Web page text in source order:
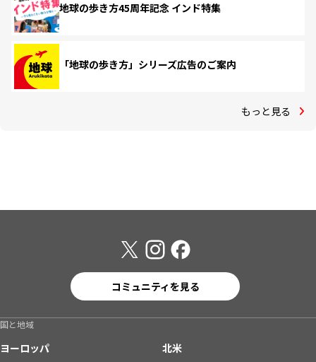
地球の歩き方45周年記念 インド特集
「地球の歩き方」シリーズ広告のご案内
もっと見る
コミュニティを見る
国と地域
ヨーロッパ
北米